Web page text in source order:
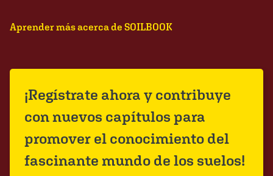
Aprender más acerca de SOILBOOK
¡Regístrate ahora y contribuye
con nuevos capítulos para
promover el conocimiento del
fascinante mundo de los suelos!